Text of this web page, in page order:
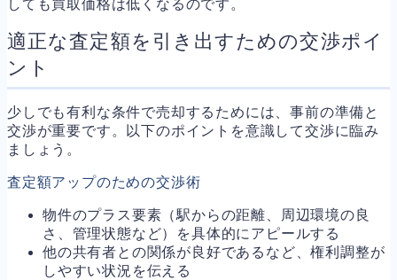
しても買取価格は低くなるのです。
適正な査定額を引き出すための交渉ポイ
ント
少しでも有利な条件で売却するためには、事前の準備と
交渉が重要です。以下のポイントを意識して交渉に臨み
ましょう。
査定額アップのための交渉術
物件のプラス要素（駅からの距離、周辺環境の良
さ、管理状態など）を具体的にアピールする
他の共有者との関係が良好であるなど、権利調整が
しやすい状況を伝える